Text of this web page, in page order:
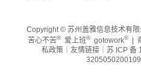
Copyright © 苏州盖雅信息技术有限
苦心不苦®爱上班®gotowork®|
私政策 ｜友情链接 苏 ICP 备